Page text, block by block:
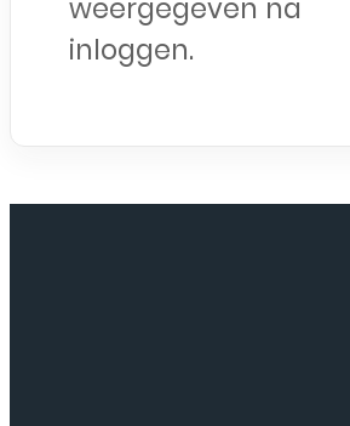
weergegeven na
inloggen.